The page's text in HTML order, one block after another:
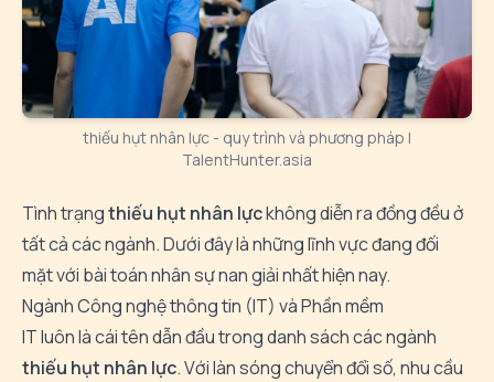
thiếu hụt nhân lực - quy trình và phương pháp |
TalentHunter.asia
Tình trạngthiếu hụt nhân lựckhông diễn ra đồng đều ở
tất cả các ngành. Dưới đây là những lĩnh vực đang đối
mặt với bài toán nhân sự nan giải nhất hiện nay.
Ngành Công nghệ thông tin (IT) và Phần mềm
IT luôn là cái tên dẫn đầu trong danh sách các ngành
thiếu hụt nhân lực. Với làn sóng chuyển đổi số, nhu cầu